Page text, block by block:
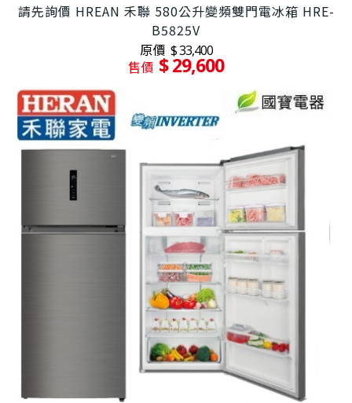
請先詢價 HREAN 禾聯 580公升變頻雙門電冰箱 HRE-
B5825V
原價 $ 33,400
售價 $ 29,600